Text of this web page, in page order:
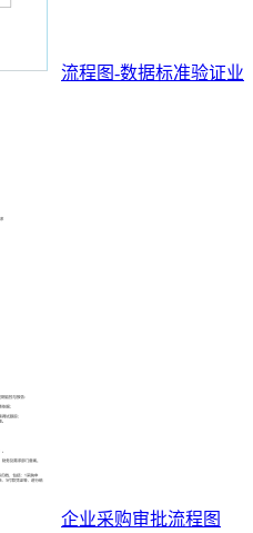
流程图-数据标准验证业
企业采购审批流程图